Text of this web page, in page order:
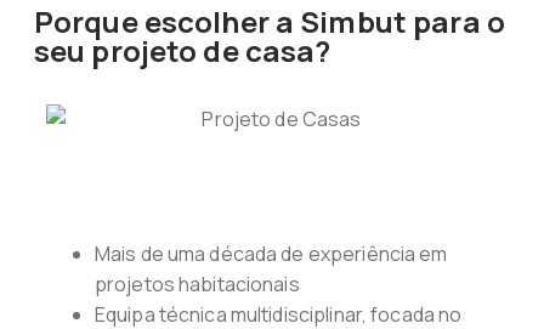
Porque escolher a Simbut para o
seu projeto de casa?
Mais de uma década de experiência em
projetos habitacionais
Equipa técnica multidisciplinar, focada no